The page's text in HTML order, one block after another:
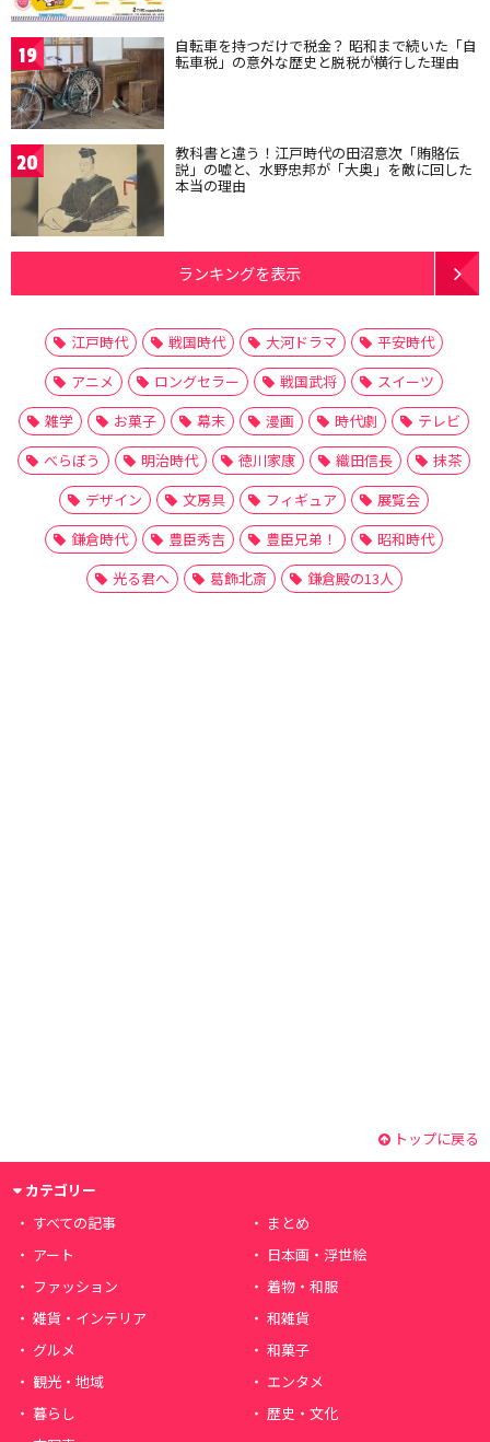
19 自転車を持つだけで税金？ 昭和まで続いた「自
転車税」の意外な歴史と脱税が横行した理由
20 教科書と違う！江戸時代の田沼意次「賄賂伝
説」の嘘と、水野忠邦が「大奥」を敵に回した
本当の理由
ランキングを表示
江戸時代 戦国時代 大河ドラマ
平安時代
アニメ
ロングセラー 戦国武将
スイーツ
雑学
お菓子 幕末 漫画 時代劇
テレビ
べらぼう
明治時代 徳川家康 織田信長
抹茶
デザイン
文房具 フィギュア
展覧会
鎌倉時代
豊臣秀吉 豊臣兄弟！
昭和時代
光る君へ
葛飾北斎 鎌倉殿の13人
トップに戻る
カテゴリー
すべての記事
まとめ
アート
日本画・浮世絵
ファッション
着物・和服
雑貨・インテリア
和雑貨
グルメ
和菓子
観光・地域
エンタメ
暮らし
歴史・文化